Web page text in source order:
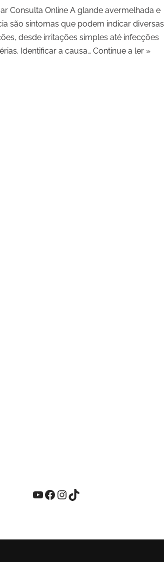
Consulta Online A glande avermelhada e
são sintomas que podem indicar diversas
desde irritações simples até infecções
Identificar a causa… Continue a ler »